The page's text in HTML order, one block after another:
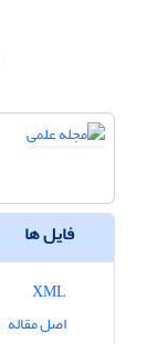
فایل ها
اصل مقاله